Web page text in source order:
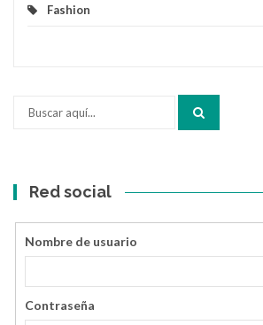
Fashion
Red social
Nombre de usuario
Contraseña